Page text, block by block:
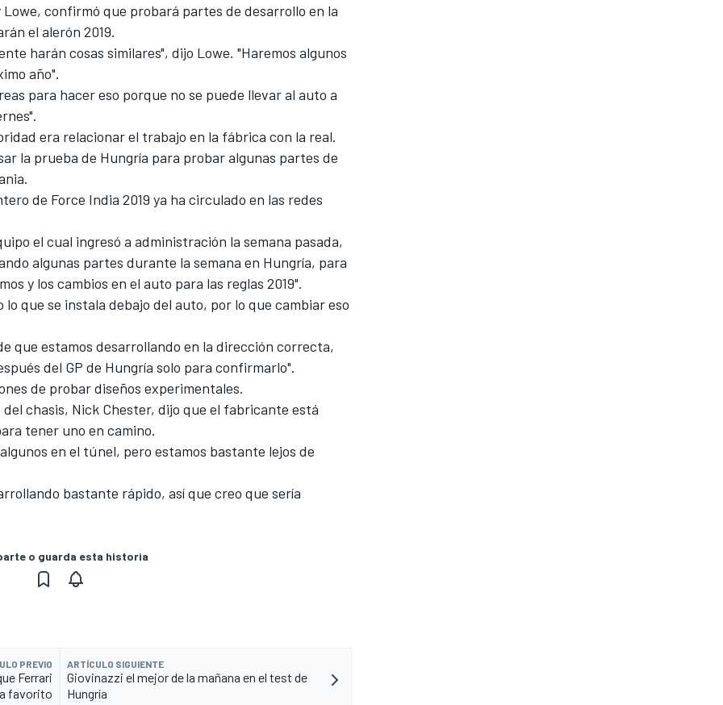
confirmó que probará partes de desarrollo en la
el alerón 2019.
harán cosas similares", dijo Lowe. "Haremos algunos
año".
para hacer eso porque no se puede llevar al auto a
era relacionar el trabajo en la fábrica con la real.
la prueba de Hungría para probar algunas partes de
de Force India 2019 ya ha circulado en las redes
el cual ingresó a administración la semana pasada,
algunas partes durante la semana en Hungría, para
y los cambios en el auto para las reglas 2019".
que se instala debajo del auto, por lo que cambiar eso
que estamos desarrollando en la dirección correcta,
del GP de Hungría solo para confirmarlo".
de probar diseños experimentales.
chasis, Nick Chester, dijo que el fabricante está
tener uno en camino.
en el túnel, pero estamos bastante lejos de
bastante rápido, así que creo que sería
o guarda esta historia
PREVIO
Ferrari
favorito
ARTÍCULO SIGUIENTE
Giovinazzi el mejor de la mañana en el test de
Hungría